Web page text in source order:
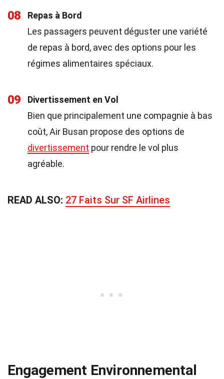
08
Repas à Bord
Les passagers peuvent déguster une variété
de repas à bord, avec des options pour les
régimes alimentaires spéciaux.
09
Divertissement en Vol
Bien que principalement une compagnie à bas
coût, Air Busan propose des options de
divertissement pour rendre le vol plus
agréable.
READ ALSO: 27 Faits Sur SF Airlines
Engagement Environnemental